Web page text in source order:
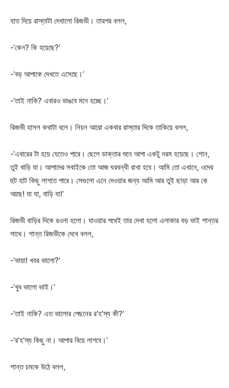
হাত দিয়ে রাস্তাটা দেখালো রিজভী। তারপর বলল,
-‘কেন? কি হয়েছে?’
-‘বড় আপাকে দেখতে এসেছে।’
-‘তাই নাকি? এবারও ভাঙবে মনে হচ্ছে।’
রিজভী হাসল কথাটা বলে। নিয়ন আরো একবার রাস্তার দিকে তাকিয়ে বলল,
-‘এবারের টা হয়ে যেতেও পারে। ছেলে ডাক্তার শুনে আপা একটু নরম হয়েছে। শোন,
তুই বাড়ি যা। আপাদের সবাইকে তো আজ ঘরবন্ধী রাখা হবে। আমি তো এখানে, ওদের
হুট হাট কিছু লাগতে পারে। সেগুলো এনে দেওয়ার জন্য আমি আর তুই ছাড়া আর কে
আছে! যা যা, বাড়ি যা!’
রিজভী বাড়ির দিকে রওনা হলো। যাওয়ার পথেই তার দেখা হলো এলাকার বড় ভাই শান্তর
সাথে। শান্ত রিজভীকে দেখে বলল,
-‘ভায়া! খবর ভালো?’
-‘খুব ভালো ভাই।’
-‘তাই নাকি? এত ভালোর পেছনের র’হ’স্য কী?’
-‘র’হ’স্য কিছু না। আপার বিয়ে লাগবে।’
শান্ত চমকে উঠে বলল,